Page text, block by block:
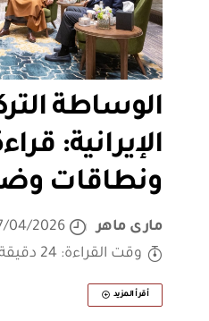
الوساطة
الإيرانية:
ونطاقات
مارى ماهر
04/2026
وقت القراءة: 24 دقيقة
أقرأ المزيد